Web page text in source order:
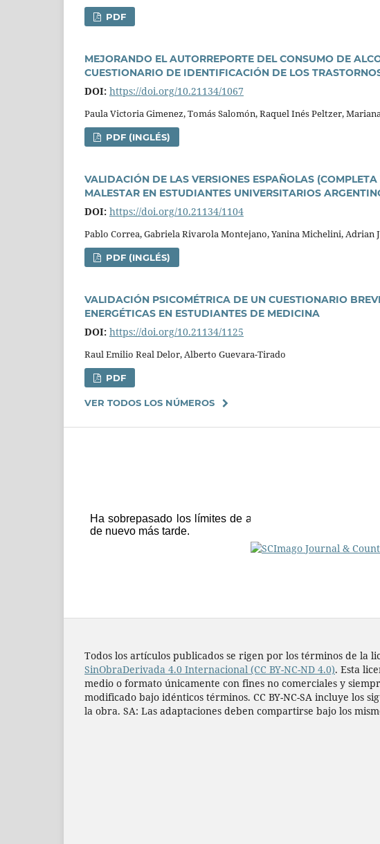
PDF
MEJORANDO EL AUTORREPORTE DEL CONSUMO DE
CUESTIONARIO DE IDENTIFICACIÓN DE LOS
DOI: https://doi.org/10.21134/1067
Paula Victoria Gimenez, Tomás Salomón, Raquel Inés Peltzer,
PDF (INGLÉS)
VALIDACIÓN DE LAS VERSIONES ESPAÑOLAS
MALESTAR EN ESTUDIANTES UNIVERSITARIOS
DOI: https://doi.org/10.21134/1104
Pablo Correa, Gabriela Rivarola Montejano, Yanina Michelini, Adrian
PDF (INGLÉS)
VALIDACIÓN PSICOMÉTRICA DE UN CUESTIONARIO
ENERGÉTICAS EN ESTUDIANTES DE MEDICINA
DOI: https://doi.org/10.21134/1125
Raul Emilio Real Delor, Alberto Guevara-Tirado
PDF
VER TODOS LOS NÚMEROS
Todos los artí­culos publicados se rigen por los términos de la
SinObraDerivada 4.0 Internacional (CC BY-NC-ND 4.0). Esta
medio o formato únicamente con fines no comerciales y
modificado bajo idénticos términos. CC BY-NC-SA incluye los
la obra. SA: Las adaptaciones deben compartirse bajo los